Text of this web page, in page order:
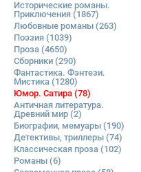
Исторические романы.
Приключения (1867)
Любовные романы (263)
Поэзия (1039)
Проза (4650)
Сборники (290)
Фантастика. Фэнтези.
Мистика (1280)
Юмор. Сатира (78)
Античная литература.
Древний мир (2)
Биографии, мемуары (190)
Детективы, триллеры (74)
Классическая проза (102)
Романы (6)